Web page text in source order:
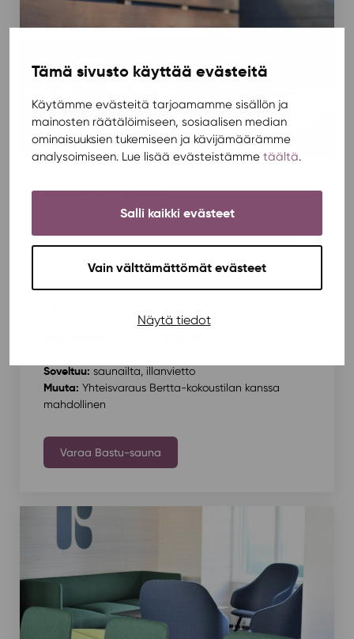
Tämä sivusto käyttää evästeitä
Käytämme evästeitä tarjoamamme sisällön ja
mainosten räätälöimiseen, sosiaalisen median
ominaisuuksien tukemiseen ja kävijämäärämme
analysoimiseen. Lue lisää evästeistämme täältä.
Salli kaikki evästeet
Vain välttämättömät evästeet
Näytä tiedot
Tilaussauna Bastu
tuntumasta löytyvä Bastu-sauna sopii illanvieton
varauksen yhteydessä.
Soveltuu: saunailta, illanvietto
Muuta: Yhteisvaraus Bertta-kokoustilan kanssa
mahdollinen
Varaa Bastu-sauna